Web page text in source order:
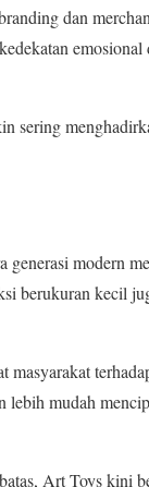
dan
sering
modern
berukuran kecil
mudah
Art Toys kini